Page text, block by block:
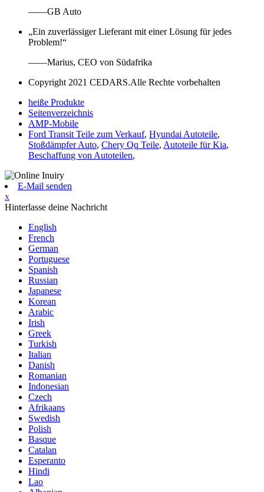
——GB Auto
„Ein zuverlässiger Lieferant mit einer Lösung für jedes
Problem!“
——Marius, CEO von Südafrika
Copyright 2021 CEDARS.Alle Rechte vorbehalten
heiße Produkte
Seitenverzeichnis
AMP-Mobile
Ford Transit Teile zum Verkauf, Hyundai Autoteile,
Stoßdämpfer Auto, Chery Qq Teile, Autoteile für Kia,
Beschaffung von Autoteilen,
E-Mail senden
x
Hinterlasse deine Nachricht
English
French
German
Portuguese
Spanish
Russian
Japanese
Korean
Arabic
Irish
Greek
Turkish
Italian
Danish
Romanian
Indonesian
Czech
Afrikaans
Swedish
Polish
Basque
Catalan
Esperanto
Hindi
Lao